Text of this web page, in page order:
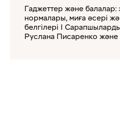
Гаджеттер және
нормалары, миға әсері
белгілері |
Руслана Писаренко